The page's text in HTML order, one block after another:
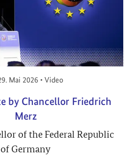
am:
Mai 2026 • Video
by Chancellor Friedrich
Merz
of the Federal Republic
of Germany